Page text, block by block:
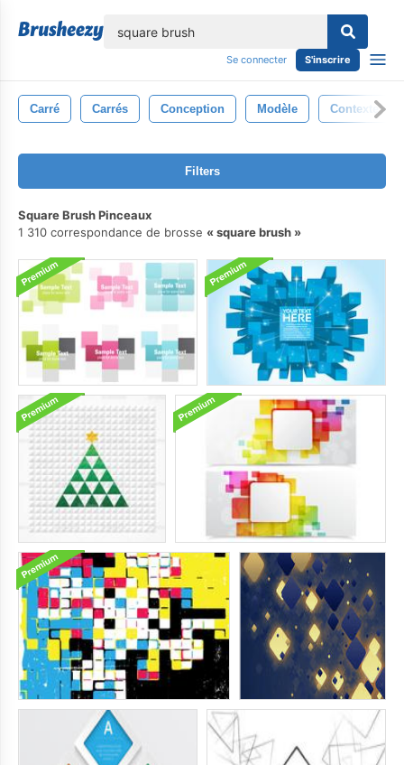
Se connecter S'inscrire
Carré Carrés Conception Modèle Contexte
Filters
Square Brush Pinceaux
1 310 correspondance de brosse
square brush